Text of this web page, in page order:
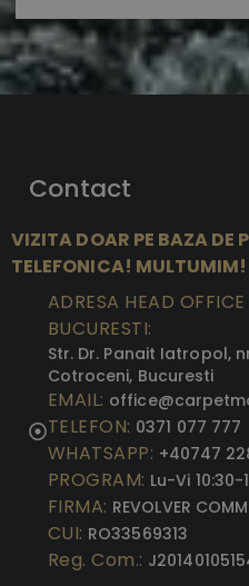
Contact
VIZITA DOAR PE BAZA DE
TELEFONICA! MULTUMIM!
ADRESA HEAD
BUCURESTI:
Str. Dr. Panait Iatropol,
Cotroceni, Bucuresti
EMAIL:
TELEFON: 0371 077 777
WHATSAPP: +40747
PROGRAM: Lu-Vi 10:30-
FIRMA: REVOLVER
CUI: RO33569313
Reg. Com.: